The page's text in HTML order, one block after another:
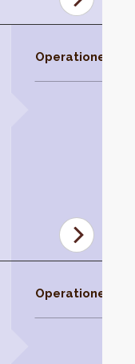
Operationele
Operationele